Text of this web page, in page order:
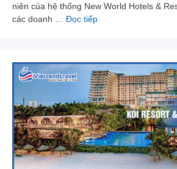
niên của hệ thống New World Hotels &
các doanh … Đọc tiếp